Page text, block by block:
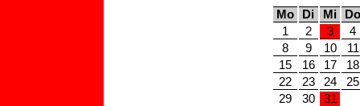
Mo Di Mi
Do
1
2 3
4
8
9 10
11
15
16 17
18
22
23 24
25
29
30 31